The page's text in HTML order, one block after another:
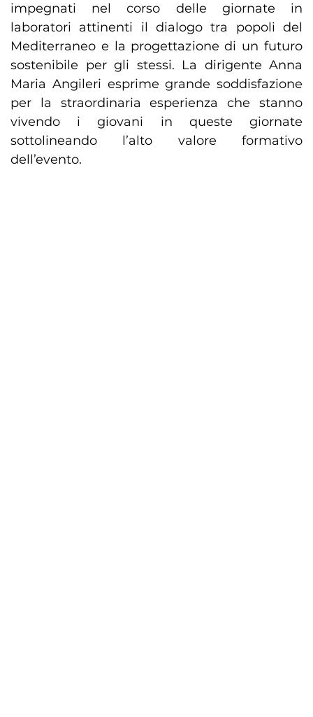
impegnati nel corso delle giornate in
laboratori attinenti il dialogo tra popoli del
Mediterraneo e la progettazione di un futuro
sostenibile per gli stessi. La dirigente Anna
Maria Angileri esprime grande soddisfazione
per la straordinaria esperienza che stanno
vivendo i giovani in queste giornate
sottolineando l’alto valore formativo
dell’evento.